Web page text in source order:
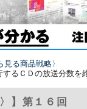
る商品戦略〉
るＣＤの放送分数を
〉】第１６回